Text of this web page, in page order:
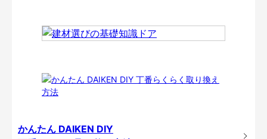
かんたん DAIKEN DIY